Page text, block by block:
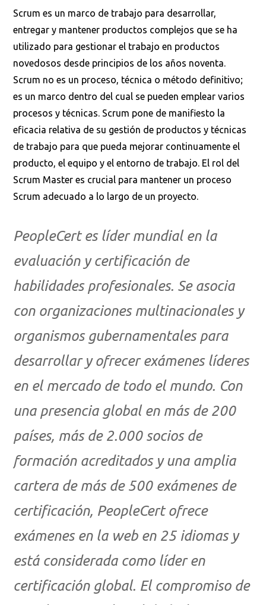
Scrum es un marco de trabajo para desarrollar,
entregar y mantener productos complejos que se ha
utilizado para gestionar el trabajo en productos
novedosos desde principios de los años noventa.
Scrum no es un proceso, técnica o método definitivo;
es un marco dentro del cual se pueden emplear varios
procesos y técnicas. Scrum pone de manifiesto la
eficacia relativa de su gestión de productos y técnicas
de trabajo para que pueda mejorar continuamente el
producto, el equipo y el entorno de trabajo. El rol del
Scrum Master es crucial para mantener un proceso
Scrum adecuado a lo largo de un proyecto.
PeopleCert es líder mundial en la
evaluación y certificación de
habilidades profesionales. Se asocia
con organizaciones multinacionales y
organismos gubernamentales para
desarrollar y ofrecer exámenes líderes
en el mercado de todo el mundo. Con
una presencia global en más de 200
países, más de 2.000 socios de
formación acreditados y una amplia
cartera de más de 500 exámenes de
certificación, PeopleCert ofrece
exámenes en la web en 25 idiomas y
está considerada como líder en
certificación global. El compromiso de